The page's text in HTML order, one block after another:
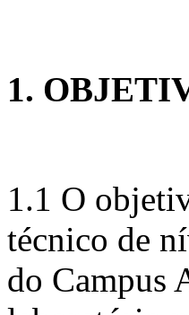
1.
1.1 O
técnico de
do Campus